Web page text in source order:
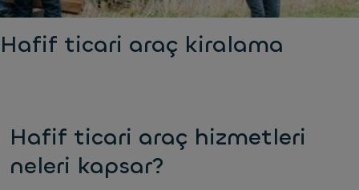
Hafif ticari araç kiralama
Hafif ticari araç hizmetleri
neleri kapsar?